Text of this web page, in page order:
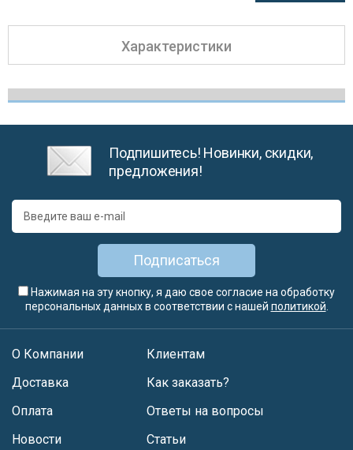
Характеристики
Подпишитесь! Новинки, скидки,
предложения!
Подписаться
Нажимая на эту кнопку, я даю свое согласие на обработку
персональных данных в соответствии с нашей политикой
О Компании
Доставка
Оплата
Новости
Клиентам
Как заказать?
Ответы на вопросы
Статьи